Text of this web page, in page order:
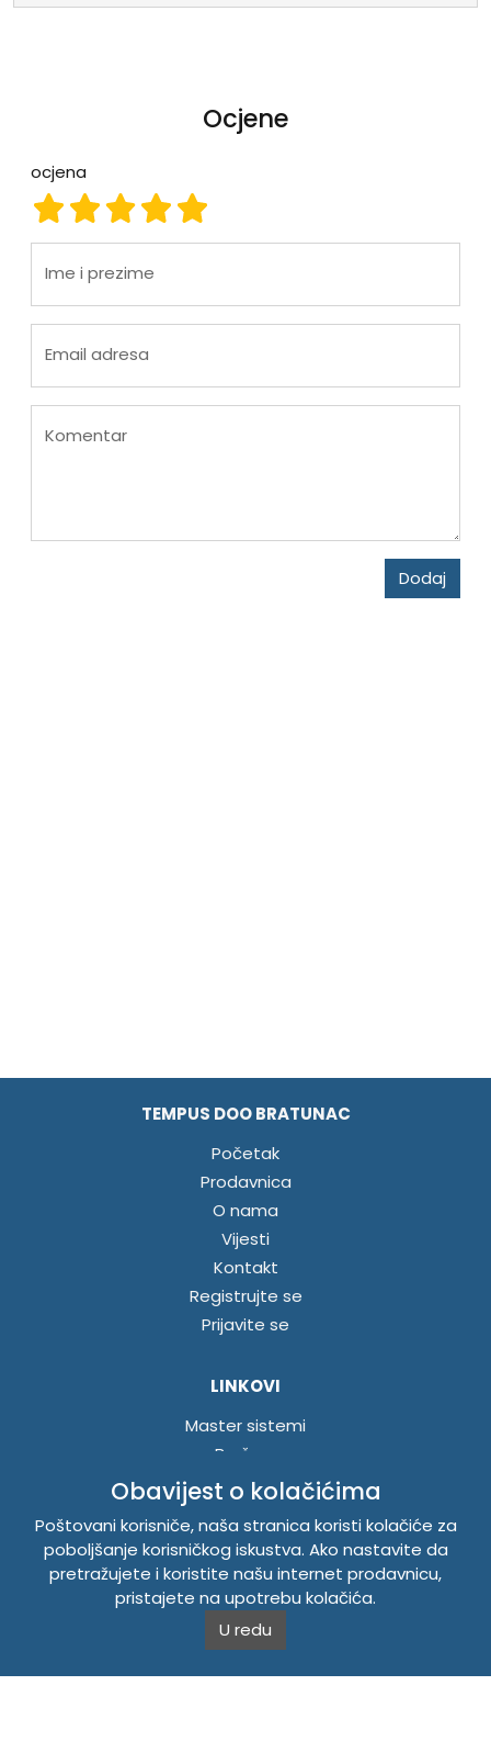
Ocjene
ocjena
ocjena 5
ocjena 4
ocjena 3
ocjena 2
ocjena 1
Ime i prezime
Email adresa
Komentar
Dodaj
TEMPUS DOO BRATUNAC
Početak
Prodavnica
O nama
Vijesti
Kontakt
Registrujte se
Prijavite se
LINKOVI
Master sistemi
Brošure
Akcije
INFORMACIJE
Politika o kolačićima
Uslovi korištenja
Politika privatnosti
Obavijest o kolačićima
Poštovani korisniče, naša stranica koristi kolačiće za
poboljšanje korisničkog iskustva. Ako nastavite da
pretražujete i koristite našu internet prodavnicu,
pristajete na upotrebu kolačića.
U redu